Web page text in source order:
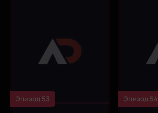
Эпизод 53 Эпизод 54